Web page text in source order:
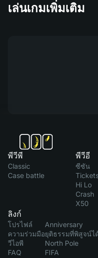
เล่นเกมเพิ่มเติม
พีวีพี
Classic
Case battle
พีวีอี
ซีซัน
Hi Lo
Crash
X50
ลิงก์
โปรไฟล์
ความร่วมมือ
วีไอพี
FAQ
Anniversary
ยุติธรรมที่พิสูจน์ไ
North Pole
FIFA